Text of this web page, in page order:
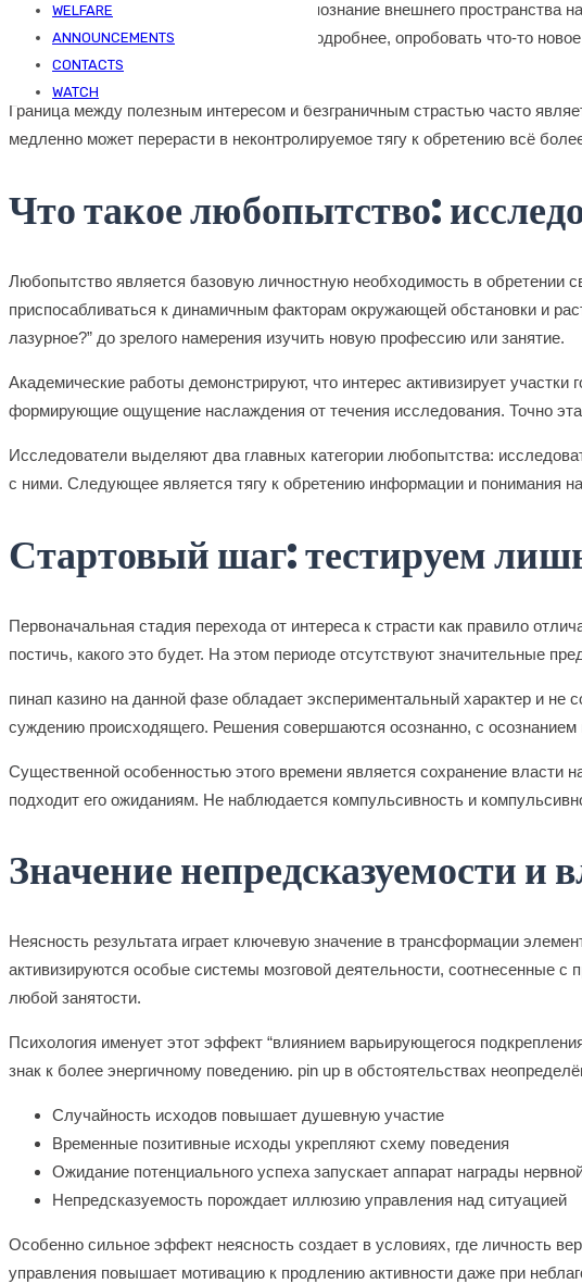
WELFARE
ANNOUNCEMENTS
CONTACTS
WATCH
Людская натура сформирована так, что познание внешнего
пробуждают в нас стремление изучить подробнее, опробовать что-то
более сильное и увлекательное.
Граница между полезным интересом и безграничным страстью часто
медленно может перерасти в неконтролируемое тягу к обретению всё
Что такое любопытство:
Любопытство является базовую личностную необходимость в обретении
приспосабливаться к динамичным факторам окружающей обстановки и
лазурное?” до зрелого намерения изучить новую профессию или занятие.
Академические работы демонстрируют, что интерес активизирует
формирующие ощущение наслаждения от течения исследования. Точно
Исследователи выделяют два главных категории любопытства:
с ними. Следующее является тягу к обретению информации и понимания
Стартовый шаг: тестируем
Первоначальная стадия перехода от интереса к страсти как правило
постичь, какого это будет. На этом периоде отсутствуют значительные
пинап казино на данной фазе обладает экспериментальный характер и
суждению происходящего. Решения совершаются осознанно, с осознанием
Существенной особенностью этого времени является сохранение власти
подходит его ожиданиям. Не наблюдается компульсивность и
Значение непредсказуемости и
Неясность результата играет ключевую значение в трансформации
активизируются особые системы мозговой деятельности, соотнесенные
любой занятости.
Психология именует этот эффект “влиянием варьирующегося
знак к более энергичному поведению. pin up в обстоятельствах
Случайность исходов повышает душевную участие
Временные позитивные исходы укрепляют схему поведения
Ожидание потенциального успеха запускает аппарат награды
Непредсказуемость порождает иллюзию управления над ситуацией
Особенно сильное эффект неясность создает в условиях, где личность
управления повышает мотивацию к продлению активности даже при